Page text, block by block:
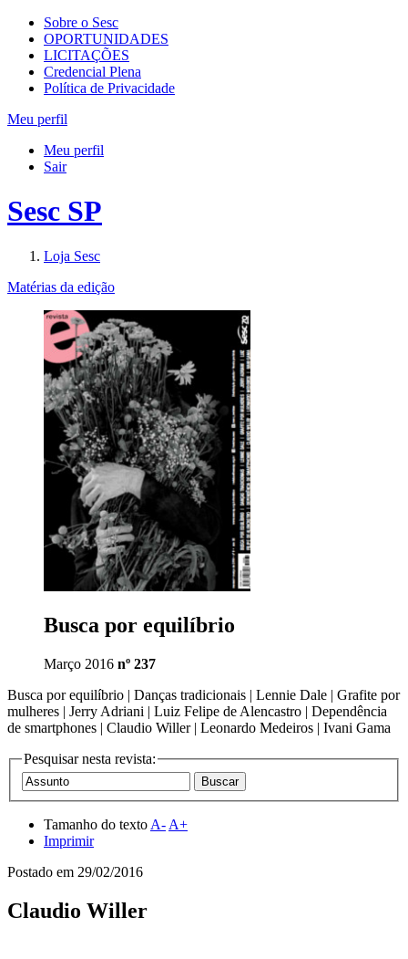
Sobre o Sesc
OPORTUNIDADES
LICITAÇÕES
Credencial Plena
Política de Privacidade
Meu perfil
Meu perfil
Sair
Sesc SP
Loja Sesc
Matérias da edição
Busca por equilíbrio
Março 2016 nº 237
Busca por equilíbrio | Danças tradicionais | Lennie Dale | Grafite por
mulheres | Jerry Adriani | Luiz Felipe de Alencastro | Dependência
de smartphones | Claudio Willer | Leonardo Medeiros | Ivani Gama
Pesquisar nesta revista:
Tamanho do texto A- A+
Imprimir
Postado em 29/02/2016
Claudio Willer